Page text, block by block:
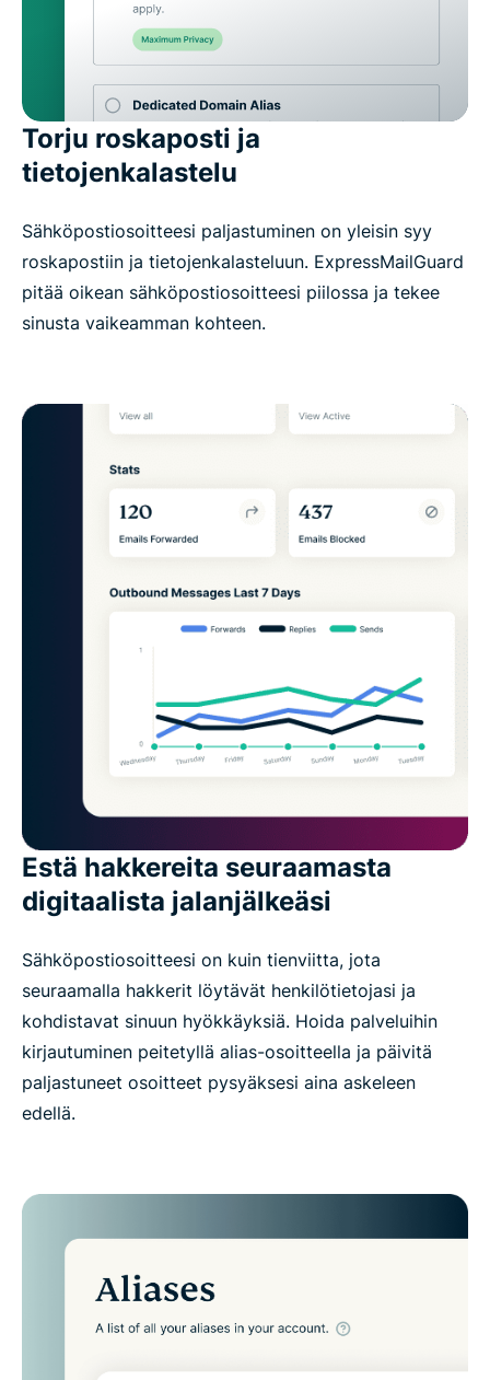
Torju roskaposti ja
tietojenkalastelu
Sähköpostiosoitteesi paljastuminen on yleisin syy
roskapostiin ja tietojenkalasteluun. ExpressMailGuard
pitää oikean sähköpostiosoitteesi piilossa ja tekee
sinusta vaikeamman kohteen.
Estä hakkereita seuraamasta
digitaalista jalanjälkeäsi
Sähköpostiosoitteesi on kuin tienviitta, jota
seuraamalla hakkerit löytävät henkilötietojasi ja
kohdistavat sinuun hyökkäyksiä. Hoida palveluihin
kirjautuminen peitetyllä alias-osoitteella ja päivitä
paljastuneet osoitteet pysyäksesi aina askeleen
edellä.